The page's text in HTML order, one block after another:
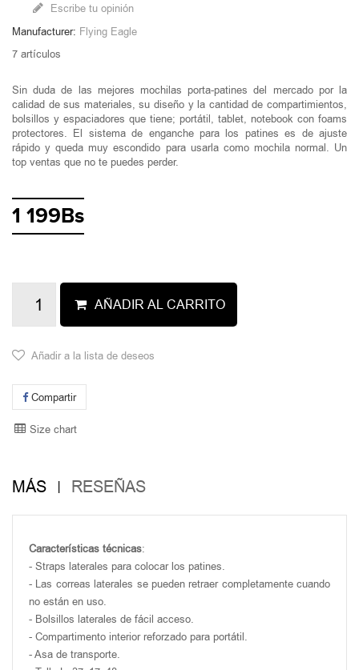
Escribe tu opinión
Manufacturer: Flying Eagle
7 artículos
Sin duda de las mejores mochilas porta-patines del mercado por la
calidad de sus materiales, su diseño y la cantidad de compartimientos,
bolsillos y espaciadores que tiene; portátil, tablet, notebook con foams
protectores. El sistema de enganche para los patines es de ajuste
rápido y queda muy escondido para usarla como mochila normal. Un
top ventas que no te puedes perder.
1 199Bs
AÑADIR AL CARRITO
Añadir a la lista de deseos
Compartir
Size chart
MÁS RESEÑAS
Características técnicas:
- Straps laterales para colocar los patines.
- Las correas laterales se pueden retraer completamente cuando
no están en uso.
- Bolsillos laterales de fácil acceso.
- Compartimento interior reforzado para portátil.
- Asa de transporte.